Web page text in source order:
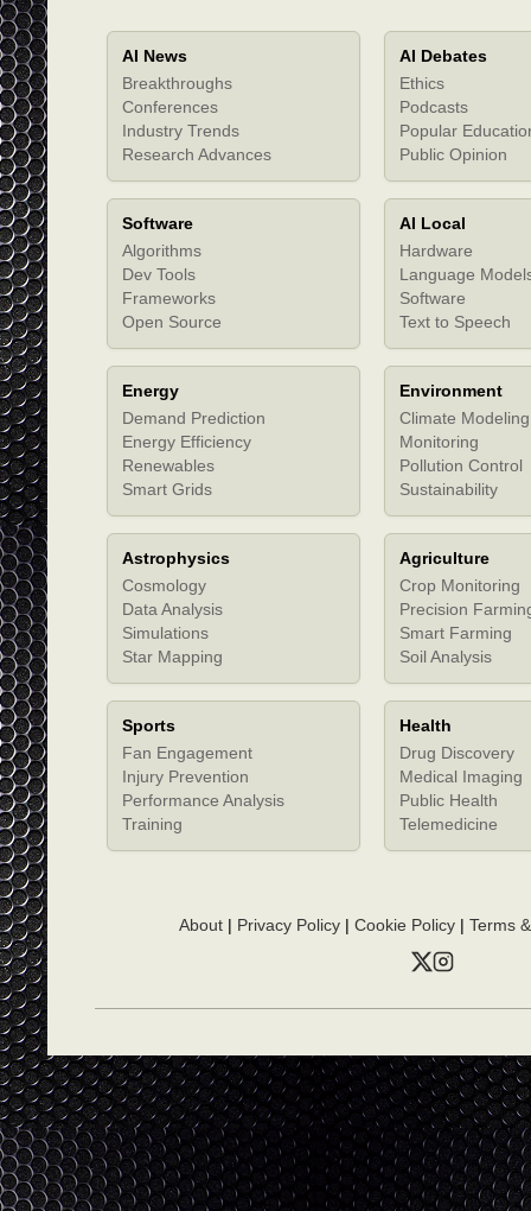
AI News
Breakthroughs
Conferences
Industry Trends
Research Advances
AI Debates
Ethics
Podcasts
Popular
Public Opinion
Software
Algorithms
Dev Tools
Frameworks
Open Source
AI Local
Hardware
Language
Software
Text to Speech
Energy
Demand Prediction
Energy Efficiency
Renewables
Smart Grids
Environment
Climate Modeling
Monitoring
Pollution Control
Sustainability
Astrophysics
Cosmology
Data Analysis
Simulations
Star Mapping
Agriculture
Crop Monitoring
Precision
Smart Farming
Soil Analysis
Sports
Fan Engagement
Injury Prevention
Performance Analysis
Training
Health
Drug Discovery
Medical Imaging
Public Health
Telemedicine
About| Privacy Policy| Cookie Policy| Terms